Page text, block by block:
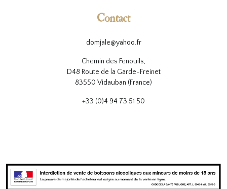
Contact
domjale@yahoo.fr
Chemin des Fenouils,
D48 Route de la Garde-Freinet
83550 Vidauban (France)
+33 (0)4 94 73 51 50